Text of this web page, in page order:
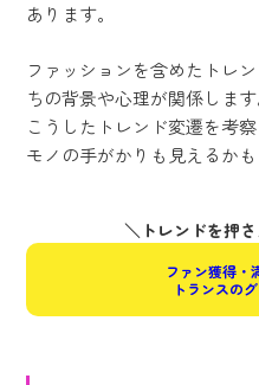
あります。
ファッションを含めたトレ
ちの背景や心理が関係します
こうしたトレンド変遷を考
モノの手がかりも見えるかも
＼トレンドを押
ファン獲得・
トランスの